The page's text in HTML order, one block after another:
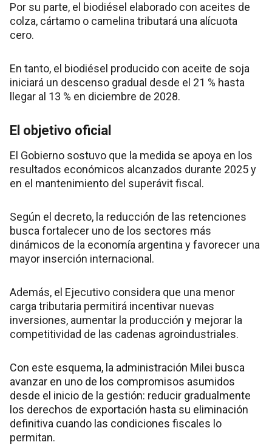
Por su parte, el biodiésel elaborado con aceites de
colza, cártamo o camelina tributará una alícuota
cero.
En tanto, el biodiésel producido con aceite de soja
iniciará un descenso gradual desde el 21 % hasta
llegar al 13 % en diciembre de 2028.
El objetivo oficial
El Gobierno sostuvo que la medida se apoya en los
resultados económicos alcanzados durante 2025 y
en el mantenimiento del superávit fiscal.
Según el decreto, la reducción de las retenciones
busca fortalecer uno de los sectores más
dinámicos de la economía argentina y favorecer una
mayor inserción internacional.
Además, el Ejecutivo considera que una menor
carga tributaria permitirá incentivar nuevas
inversiones, aumentar la producción y mejorar la
competitividad de las cadenas agroindustriales.
Con este esquema, la administración Milei busca
avanzar en uno de los compromisos asumidos
desde el inicio de la gestión: reducir gradualmente
los derechos de exportación hasta su eliminación
definitiva cuando las condiciones fiscales lo
permitan.